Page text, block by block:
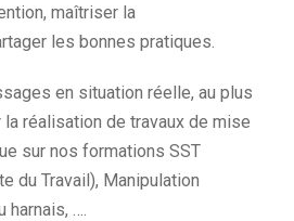
maîtriser la
les bonnes pratiques.
en situation réelle, au plus
la réalisation de travaux de mise
sur nos formations SST
du Travail), Manipulation
….